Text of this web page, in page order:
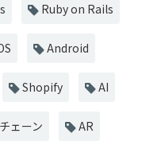
Ruby on Rails
Android
Shopify AI
ェーン AR